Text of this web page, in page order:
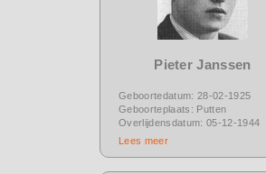
Pieter Janssen
Geboortedatum: 28-02-1925
Geboorteplaats: Putten
Overlijdensdatum: 05-12-1944
Lees meer